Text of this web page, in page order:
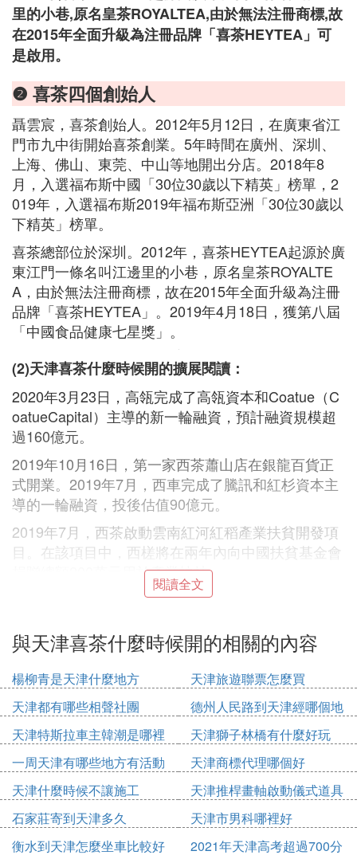
里的小巷,原名皇茶ROYALTEA,由於無法注冊商標,故
在2015年全面升級為注冊品牌「喜茶HEYTEA」可
是啟用。
❷ 喜茶四個創始人
聶雲宸，喜茶創始人。2012年5月12日，在廣東省江
門市九中街開始喜茶創業。5年時間在廣州、深圳、
上海、佛山、東莞、中山等地開出分店。2018年8
月，入選福布斯中國「30位30歲以下精英」榜單，2
019年，入選福布斯2019年福布斯亞洲「30位30歲以
下精英」榜單。
喜茶總部位於深圳。2012年，喜茶HEYTEA起源於廣
東江門一條名叫江邊里的小巷，原名皇茶ROYALTE
A，由於無法注冊商標，故在2015年全面升級為注冊
品牌「喜茶HEYTEA」。2019年4月18日，獲第八屆
「中國食品健康七星獎」。
(2)天津喜茶什麼時候開的擴展閱讀：
2020年3月23日，高瓴完成了高瓴資本和Coatue（C
oatueCapital）主導的新一輪融資，預計融資規模超
過160億元。
2019年10月16日，第一家西茶蕭山店在銀龍百貨正
式開業。2019年7月，西車完成了騰訊和紅杉資本主
導的一輪融資，投後估值90億元。
2019年7月，西茶啟動雲南紅河紅稻產業扶貧開發項
目。在該項目中，西槎將在兩年內向中國扶貧基金會
捐贈總額200萬元用於產業扶持。
同時，通過負責任的消費方式購買當地紅米，開發兩
續的扶貧項目。
❸ 喜茶 創始人是哪裡人
聶雲宸，喜茶創始人。
2012年5月12日誕生在廣東省江門市九中街開始喜茶
創業，5年時間在廣州、深圳、上海、佛山、東莞、
中山等地開出分店。
❹ 喜茶奶鹽綠茶誕生時間
2012年5月12日
閱讀全文
與天津喜茶什麼時候開的相關的內容
楊柳青是天津什麼地方
天津旅遊聯票怎麼買
天津都有哪些相聲社團
德州人民路到天津經哪個地
方
天津特斯拉車主韓潮是哪裡
天津獅子林橋有什麼好玩
一周天津有哪些地方有活動
天津商標代理哪個好
天津什麼時候不讓施工
天津推桿畫軸啟動儀式道具
多少錢
石家莊寄到天津多久
天津市男科哪裡好
衡水到天津怎麼坐車比較好
2021年天津高考超過700分